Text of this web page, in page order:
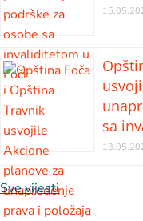
sa
Sve vijesti